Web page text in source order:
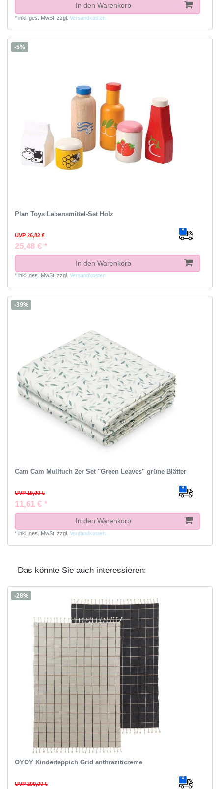
In den Warenkorb
* inkl. ges. MwSt. zzgl. Versandkosten
-5%
Plan Toys Lebensmittel-Set Holz
UVP 26,82 €
25,48 € *
In den Warenkorb
* inkl. ges. MwSt. zzgl. Versandkosten
-39%
Cam Cam Mulltuch 2er Set "Green Leaves" grüne Blätter
UVP 19,00 €
11,61 € *
In den Warenkorb
* inkl. ges. MwSt. zzgl. Versandkosten
Das könnte Sie auch interessieren:
-28%
OYOY Kinderteppich Grid anthrazit/creme
UVP 200,00 €